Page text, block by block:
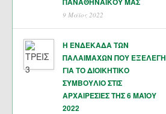
9 Μάϊος 2022
Η ΕΝΔΕΚΑΔΑ ΤΩΝ
ΠΑΛΑΙΜΑΧΩΝ ΠΟΥ ΕΞΕΛΕΓΗ
ΓΙΑ ΤΟ ΔΙΟΙΚΗΤΙΚΟ
ΣΥΜΒΟΥΛΙΟ ΣΤΙΣ
ΑΡΧΑΙΡΕΣΙΕΣ ΤΗΣ 6 ΜΑΊΟΥ
2022